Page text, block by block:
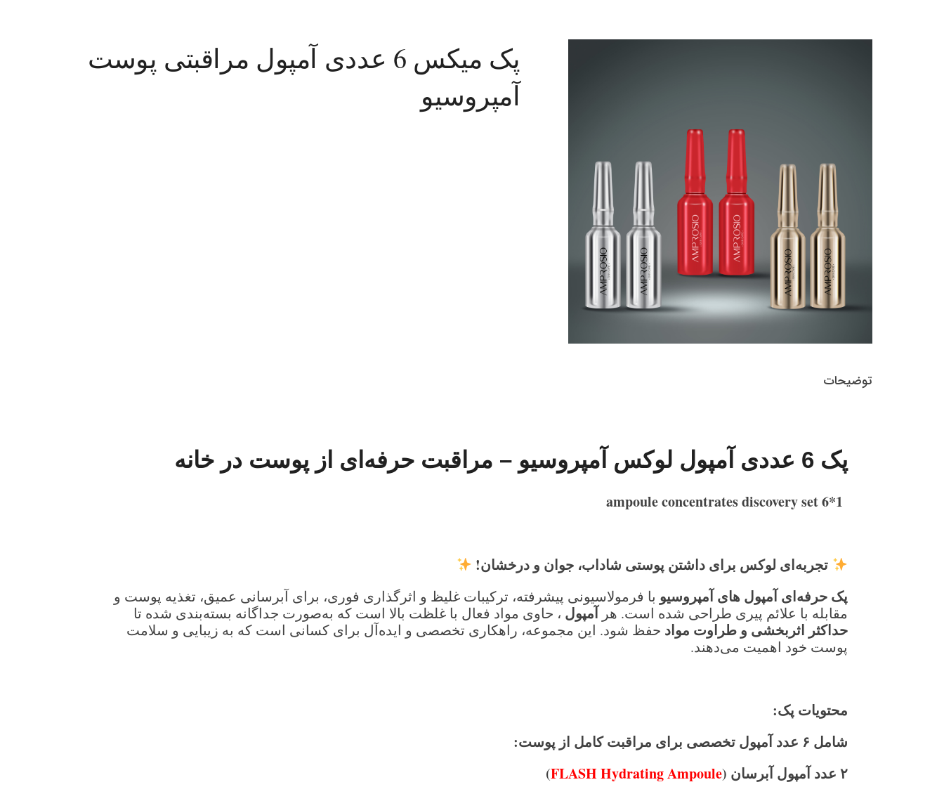
پک میکس 6 عددی آمپول مراقبتی پوست
آمپروسیو
توضیحات
پک 6 عددی آمپول لوکس آمپروسیو – مراقبت حرفه‌ای از پوست در خانه
تجربه‌ای لوکس برای داشتن پوستی شاداب، جوان و درخشان!
پک حرفه‌ای آمپول های آمپروسیو با فرمولاسیونی پیشرفته، ترکیبات غلیظ و اثرگذاری فوری، برای آبرسانی عمیق، تغذیه پوست و
مقابله با علائم پیری طراحی شده است. هر آمپول ، حاوی مواد فعال با غلظت بالا است که به‌صورت جداگانه بسته‌بندی شده تا
حداکثر اثربخشی و طراوت مواد حفظ شود. این مجموعه، راهکاری تخصصی و ایده‌آل برای کسانی است که به زیبایی و سلامت
پوست خود اهمیت می‌دهند.
محتویات پک:
شامل ۶ عدد آمپول تخصصی برای مراقبت کامل از پوست:
۲ عدد آمپول آبرسان (
FLASH Hydrating Ampoule
)